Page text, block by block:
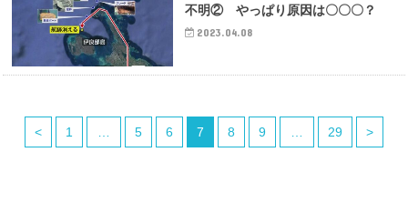
不明② やっぱり原因は〇〇〇？
2023.04.08
< 1 … 5 6 7 8 9 … 29 >